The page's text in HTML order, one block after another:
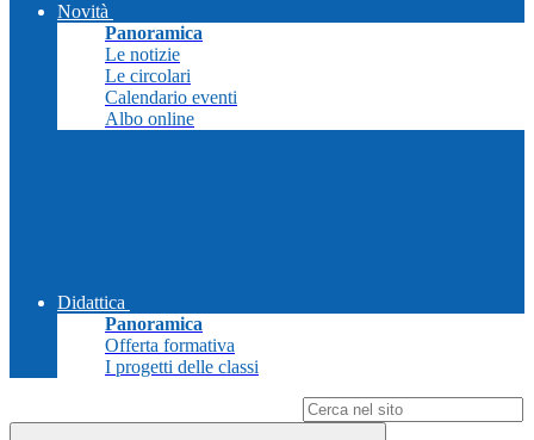
Novità
Panoramica
Le notizie
Le circolari
Calendario eventi
Albo online
Didattica
Panoramica
Offerta formativa
I progetti delle classi